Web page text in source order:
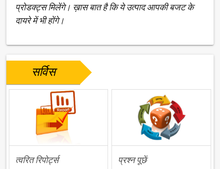
प्रोडक्ट्स मिलेंगे। ख़ास बात है कि ये उत्पाद आपकी बजट के
दायरे में भी होंगे।
सर्विस
त्वरित रिपोर्ट्स प्रश्न पूछें